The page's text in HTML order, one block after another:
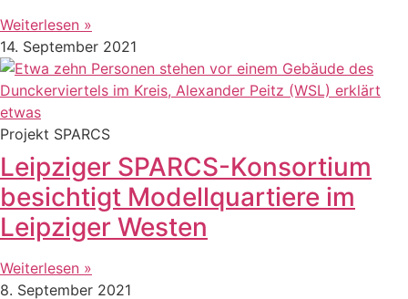
Weiterlesen »
14. September 2021
Projekt SPARCS
Leipziger SPARCS-Konsortium
besichtigt Modellquartiere im
Leipziger Westen
Weiterlesen »
8. September 2021